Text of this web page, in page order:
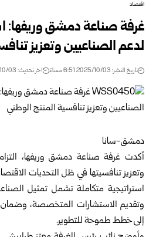
اقتصاد
غرفة صناعة دمشق وريفها:
لدعم الصناعيين وتعزيز
تاريخ النشر: 2025/10/03 6:51 مساءً اخر تحديث: 2025/10/03 6:51 مساءً
دمشق-سانا
أكدت غرفة صناعة دمشق وريفها،
وتعزيز تنافسيتها في ظل التحديات
استراتيجية متكاملة تشمل تمثيل
وتقديم الاستشارات المتخصصة، وضمان
إلى خطط طموحة للتطوير.